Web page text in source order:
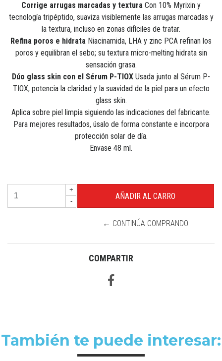
Corrige arrugas marcadas y textura Con 10% Myrixin y
tecnología tripéptido, suaviza visiblemente las arrugas marcadas y
la textura, incluso en zonas difíciles de tratar.
Refina poros e hidrata Niacinamida, LHA y zinc PCA refinan los
poros y equilibran el sebo; su textura micro-melting hidrata sin
sensación grasa.
Dúo glass skin con el Sérum P-TIOX Usada junto al Sérum P-
TIOX, potencia la claridad y la suavidad de la piel para un efecto
glass skin.
Aplica sobre piel limpia siguiendo las indicaciones del fabricante.
Para mejores resultados, úsalo de forma constante e incorpora
protección solar de día.
Envase 48 ml.
+
-
← CONTINÚA COMPRANDO
COMPARTIR
También te puede interesar: